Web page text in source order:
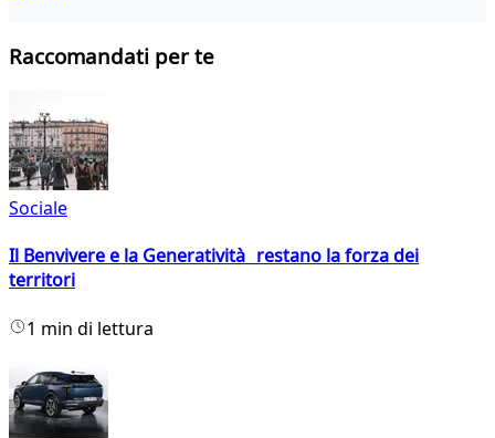
Raccomandati per te
Sociale
Il Benvivere e la Generatività restano la forza dei
territori
1 min di lettura